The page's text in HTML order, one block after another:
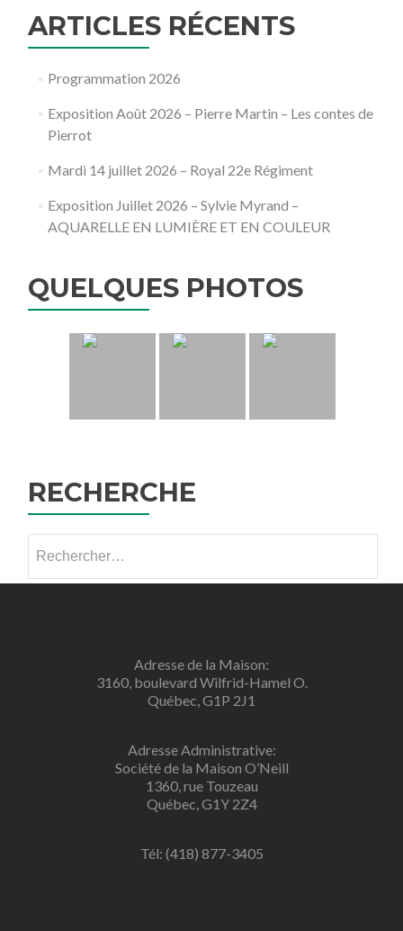
ARTICLES RÉCENTS
Programmation 2026
Exposition Août 2026 – Pierre Martin – Les contes de
Pierrot
Mardi 14 juillet 2026 – Royal 22e Régiment
Exposition Juillet 2026 – Sylvie Myrand –
AQUARELLE EN LUMIÈRE ET EN COULEUR
QUELQUES PHOTOS
RECHERCHE
Adresse de la Maison:
3160, boulevard Wilfrid-Hamel O.
Québec, G1P 2J1
Adresse Administrative:
Société de la Maison O’Neill
1360, rue Touzeau
Québec, G1Y 2Z4
Tél: (418) 877-3405